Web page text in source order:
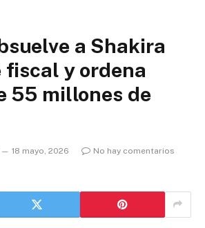
a Shakira
fiscal y ordena
55 millones de
18 mayo, 2026
No hay comentarios